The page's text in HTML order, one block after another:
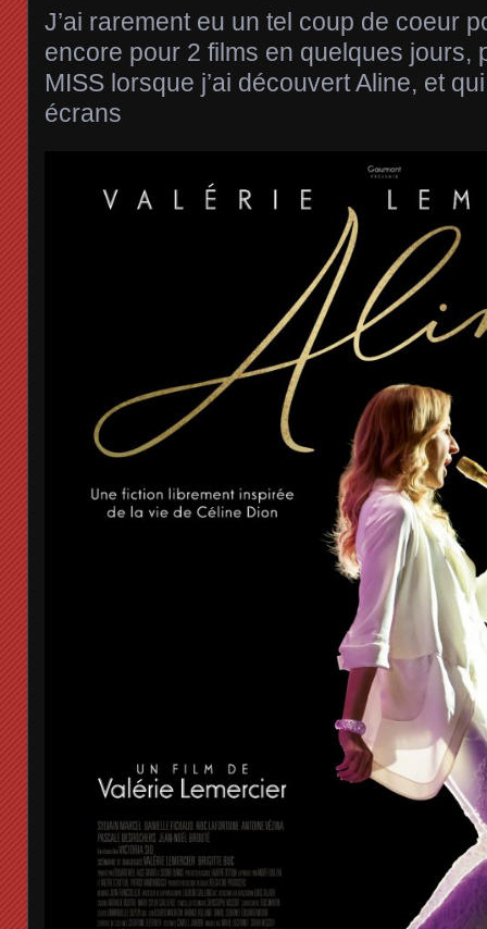
J’ai rarement eu un tel coup de coeur
encore pour 2 films en quelques jours,
MISS lorsque j’ai découvert Aline, et
écrans